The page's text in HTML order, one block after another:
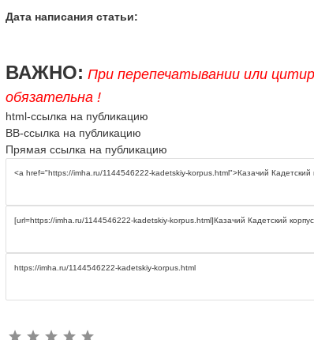
Дата написания статьи:
ВАЖНО: При перепечатывании или
обязательна !
html-ссылка на публикацию
BB-ссылка на публикацию
Прямая ссылка на публикацию